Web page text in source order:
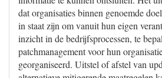
dat organisaties binnen genoemde
in staat zijn om vanuit hun eigen
inzicht in de bedrijfsprocessen, te
patchmanagement voor hun
georganiseerd. Uitstel of afstel van